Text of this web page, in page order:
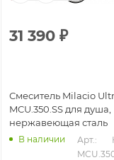
31 390 ₽
Смеситель Milacio
MCU.350.SS для душа,
нержавеющая сталь
В наличии
Арт.: